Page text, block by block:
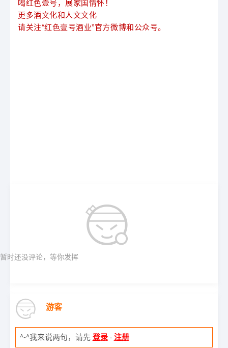
喝红色壹号，展家国情怀！
更多酒文化和人文文化
请关注“红色壹号酒业”官方微博和公众号。
暂时还没评论，等你发挥
游客
^-^我来说两句，请先 登录 · 注册